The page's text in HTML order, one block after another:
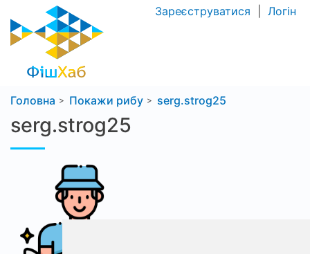
Зареєструватися Логін
Головна Покажи рибу serg.strog25
serg.strog25